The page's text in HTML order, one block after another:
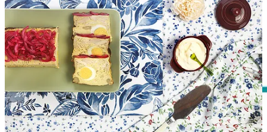
Desayuno de la semana:Plum cake
Lunes